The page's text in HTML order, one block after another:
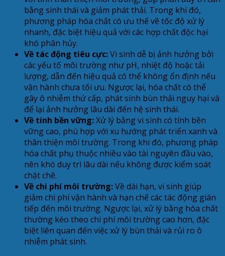
bằng sinh thái và giảm phát thải. Trong khi đó,
phương pháp hóa chất có ưu thế về tốc độ xử lý
nhanh, đặc biệt hiệu quả với các hợp chất độc hại
khó phân hủy.
Về tác động tiêu cực:Vi sinh dễ bị ảnh hưởng bởi
các yếu tố môi trường như pH, nhiệt độ hoặc tải
lượng, dẫn đến hiệu quả có thể không ổn định nếu
vận hành chưa tối ưu. Ngược lại, hóa chất có thể
gây ô nhiễm thứ cấp, phát sinh bùn thải nguy hại và
để lại ảnh hưởng lâu dài đến hệ sinh thái.
Về tính bền vững:Xử lý bằng vi sinh có tính bền
vững cao, phù hợp với xu hướng phát triển xanh và
thân thiện môi trường. Trong khi đó, phương pháp
hóa chất phụ thuộc nhiều vào tài nguyên đầu vào,
nên khó duy trì lâu dài nếu không được kiểm soát
chặt chẽ.
Về chi phí môi trường:Về dài hạn, vi sinh giúp
giảm chi phí vận hành và hạn chế các tác động gián
tiếp đến môi trường. Ngược lại, xử lý bằng hóa chất
thường kéo theo chi phí môi trường cao hơn, đặc
biệt liên quan đến việc xử lý bùn thải và rủi ro ô
nhiễm phát sinh.